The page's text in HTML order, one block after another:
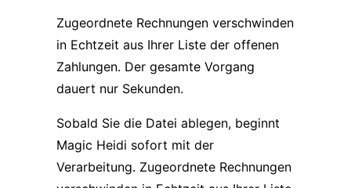
Zugeordnete Rechnungen verschwinden
in Echtzeit aus Ihrer Liste der offenen
Zahlungen. Der gesamte Vorgang
dauert nur Sekunden.
Sobald Sie die Datei ablegen, beginnt
Magic Heidi sofort mit der
Verarbeitung. Zugeordnete Rechnungen